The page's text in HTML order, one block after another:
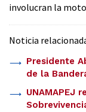
involucran la
Noticia
Presidente
de la
UNAMAPEJ